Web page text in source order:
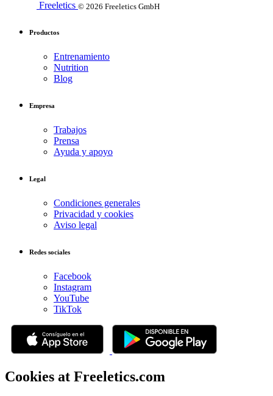
Freeletics © 2026 Freeletics GmbH
Productos
Entrenamiento
Nutrition
Blog
Empresa
Trabajos
Prensa
Ayuda y apoyo
Legal
Condiciones generales
Privacidad y cookies
Aviso legal
Redes sociales
Facebook
Instagram
YouTube
TikTok
Cookies at Freeletics.com